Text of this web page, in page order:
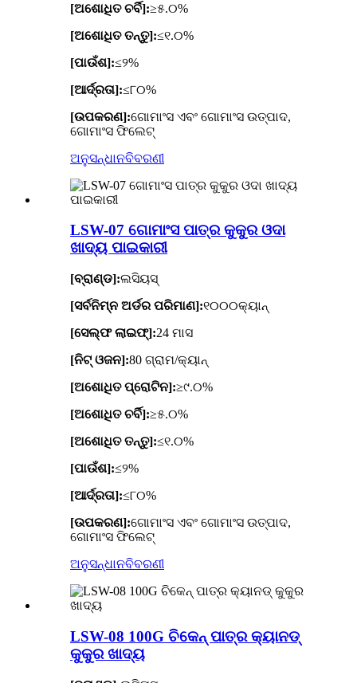
[ଅଶୋଧିତ ଚର୍ବି]:≥୫.୦%
[ଅଶୋଧିତ ତନ୍ତୁ]:≤୧.୦%
[ପାଉଁଶ]:≤୨%
[ଆର୍ଦ୍ରତା]:≤୮୦%
[ଉପକରଣ]:ଗୋମାଂସ ଏବଂ ଗୋମାଂସ ଉତ୍ପାଦ,
ଗୋମାଂସ ଫିଲେଟ୍
ଅନୁସନ୍ଧାନବିବରଣୀ
LSW-07 ଗୋମାଂସ ପାତ୍ର କୁକୁର ଓଦା
ଖାଦ୍ୟ ପାଇକାରୀ
[ବ୍ରାଣ୍ଡ]:ଲସିୟସ୍
[ସର୍ବନିମ୍ନ ଅର୍ଡର ପରିମାଣ]:୧୦୦୦କ୍ୟାନ୍
[ସେଲ୍ଫ ଲାଇଫ୍]:24 ମାସ
[ନିଟ୍ ଓଜନ]:80 ଗ୍ରାମ/କ୍ୟାନ୍
[ଅଶୋଧିତ ପ୍ରୋଟିନ]:≥୯.୦%
[ଅଶୋଧିତ ଚର୍ବି]:≥୫.୦%
[ଅଶୋଧିତ ତନ୍ତୁ]:≤୧.୦%
[ପାଉଁଶ]:≤୨%
[ଆର୍ଦ୍ରତା]:≤୮୦%
[ଉପକରଣ]:ଗୋମାଂସ ଏବଂ ଗୋମାଂସ ଉତ୍ପାଦ,
ଗୋମାଂସ ଫିଲେଟ୍
ଅନୁସନ୍ଧାନବିବରଣୀ
LSW-08 100G ଚିକେନ୍ ପାତ୍ର କ୍ୟାନଡ୍
କୁକୁର ଖାଦ୍ୟ